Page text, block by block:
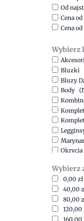
Od
Cena
Cena
Wybierz
Bluzki
Bluzy
Body
Okrycia
Spodnie
Swetry
Szorty
Wybierz
0,00 zł
40,00
80,00
120,00
160,00